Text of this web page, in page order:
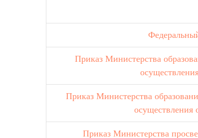
Приказ Министерства
Приказ Министерства
осуществления
Приказ Министерства